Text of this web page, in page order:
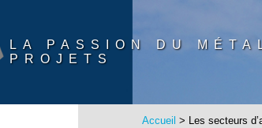
LA PASSION DU
PROJETS
Accueil > Les secteurs